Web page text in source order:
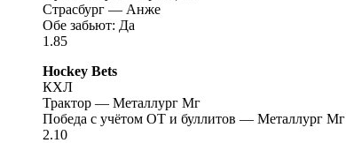
Страсбург — Анже
Обе забьют: Да
1.85
Hockey Bets
КХЛ
Трактор — Металлург Мг
Победа с учётом ОТ и буллитов — Металлург Мг
2.10